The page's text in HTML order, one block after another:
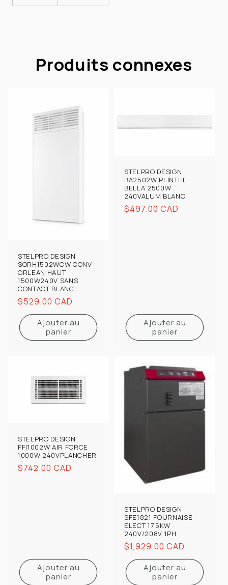
Produits connexes
STELPRO DESIGN
SORH1502WCW CONV
ORLEAN HAUT
1500W240V SANS
CONTACT BLANC
Prix
habituel
$529.00 CAD
Ajouter au
panier
STELPRO DESIGN
BA2502W PLINTHE
BELLA 2500W
240VALUM BLANC
Prix
$497.00 CAD
Ajouter au
panier
STELPRO DESIGN
FFI1002W AIR FORCE
1000W 240VPLANCHER
Prix
$742.00 CAD
Ajouter au
panier
STELPRO DESIGN
SFE1821 FOURNAISE
ELECT 17.5KW
240V/208V 1PH
Prix
habituel
$1,929.00 CAD
Ajouter au
panier